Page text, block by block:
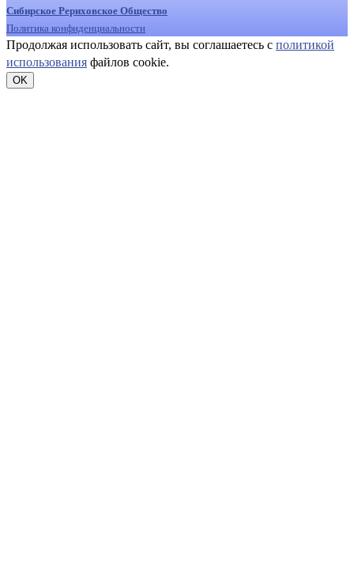
Сибирское Рериховское Общество
Политика конфиденциальности
Продолжая использовать сайт, вы соглашаетесь с политикой
использования файлов cookie.
OK